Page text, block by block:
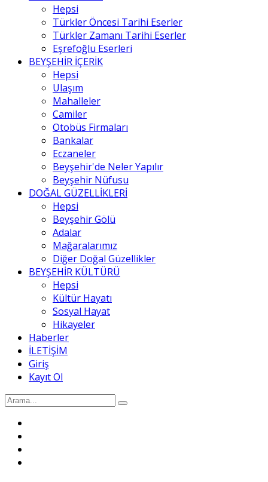
Hepsi
Türkler Öncesi Tarihi Eserler
Türkler Zamanı Tarihi Eserler
Eşrefoğlu Eserleri
BEYŞEHİR İÇERİK
Hepsi
Ulaşım
Mahalleler
Camiler
Otobüs Firmaları
Bankalar
Eczaneler
Beyşehir'de Neler Yapılır
Beyşehir Nüfusu
DOĞAL GÜZELLİKLERİ
Hepsi
Beyşehir Gölü
Adalar
Mağaralarımız
Diğer Doğal Güzellikler
BEYŞEHİR KÜLTÜRÜ
Hepsi
Kültür Hayatı
Sosyal Hayat
Hikayeler
Haberler
İLETİŞİM
Giriş
Kayıt Ol